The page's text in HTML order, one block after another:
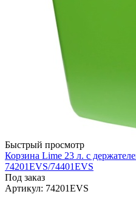
Быстрый просмотр
Корзина Lime 23 л. с
74201EVS/74401EVS
Под заказ
Артикул: 74201EVS